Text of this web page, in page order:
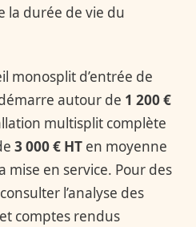
la durée de vie du
monosplit d’entrée de
autour de 1 200 €
multisplit complète
3 000 € HT en moyenne
mise en service. Pour des
l’analyse des
comptes rendus